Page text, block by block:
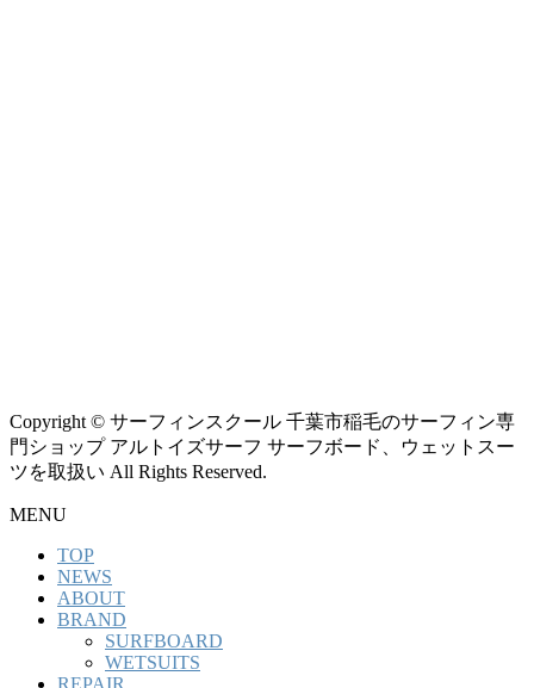
Copyright © サーフィンスクール 千葉市稲毛のサーフィン専
門ショップ アルトイズサーフ サーフボード、ウェットスー
ツを取扱い All Rights Reserved.
MENU
TOP
NEWS
ABOUT
BRAND
SURFBOARD
WETSUITS
REPAIR